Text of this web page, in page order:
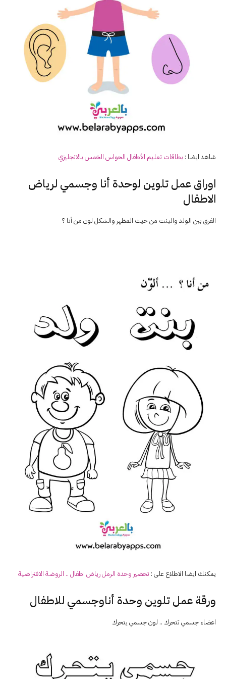
شاهد ايضا : بطاقات تعليم الأطفال الحواس الخمس بالانجليزي
اوراق عمل تلوين لوحدة أنا وجسمي لرياض
الاطفال
الفرق بين الولد والبنت من حيث المظهر والشكل لون من أنا ؟
يمكنك ايضا الاطلاع على : تحضير وحدة الرمل رياض اطفال .. الروضة الافتراضية
ورقة عمل تلوين وحدة أناوجسمي للاطفال
اعضاء جسمي تتحرك .. لون جسمي يتحرك